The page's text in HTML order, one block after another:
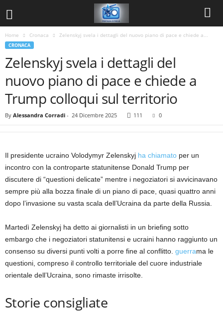
Home Cronaca Zelenskyj svela i dettagli del nuovo piano di pace e chiede a...
CRONACA
Zelenskyj svela i dettagli del
nuovo piano di pace e chiede a
Trump colloqui sul territorio
By Alessandra Corradi - 24 Dicembre 2025 111 0
Il presidente ucraino Volodymyr Zelenskyj ha chiamato per un
incontro con la controparte statunitense Donald Trump per
discutere di “questioni delicate” mentre i negoziatori si avvicinavano
sempre più alla bozza finale di un piano di pace, quasi quattro anni
dopo l’invasione su vasta scala dell’Ucraina da parte della Russia.
Martedì Zelenskyj ha detto ai giornalisti in un briefing sotto
embargo che i negoziatori statunitensi e ucraini hanno raggiunto un
consenso su diversi punti volti a porre fine al conflitto. guerrama le
questioni, compreso il controllo territoriale del cuore industriale
orientale dell’Ucraina, sono rimaste irrisolte.
Storie consigliate